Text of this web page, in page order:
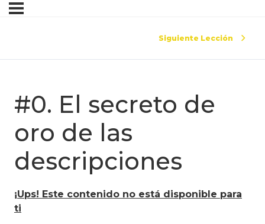
Siguiente Lección
#0. El secreto de
oro de las
descripciones
¡Ups! Este contenido no está disponible para
ti